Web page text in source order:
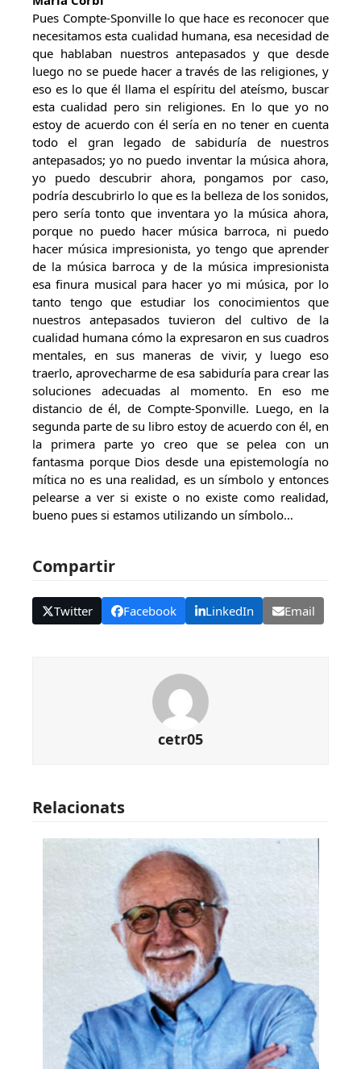
Pues Compte-Sponville lo que hace es reconocer que
necesitamos esta cualidad humana, esa necesidad de
que hablaban nuestros antepasados y que desde
luego no se puede hacer a través de las religiones, y
eso es lo que él llama el espíritu del ateísmo, buscar
esta cualidad pero sin religiones. En lo que yo no
estoy de acuerdo con él sería en no tener en cuenta
todo el gran legado de sabiduría de nuestros
antepasados; yo no puedo inventar la música ahora,
yo puedo descubrir ahora, pongamos por caso,
podría descubrirlo lo que es la belleza de los sonidos,
pero sería tonto que inventara yo la música ahora,
porque no puedo hacer música barroca, ni puedo
hacer música impresionista, yo tengo que aprender
de la música barroca y de la música impresionista
esa finura musical para hacer yo mi música, por lo
tanto tengo que estudiar los conocimientos que
nuestros antepasados tuvieron del cultivo de la
cualidad humana cómo la expresaron en sus cuadros
mentales, en sus maneras de vivir, y luego eso
traerlo, aprovecharme de esa sabiduría para crear las
soluciones adecuadas al momento. En eso me
distancio de él, de Compte-Sponville. Luego, en la
segunda parte de su libro estoy de acuerdo con él, en
la primera parte yo creo que se pelea con un
fantasma porque Dios desde una epistemología no
mítica no es una realidad, es un símbolo y entonces
pelearse a ver si existe o no existe como realidad,
bueno pues si estamos utilizando un símbolo…
Compartir
Twitter Facebook LinkedIn Email
cetr05
Relacionats